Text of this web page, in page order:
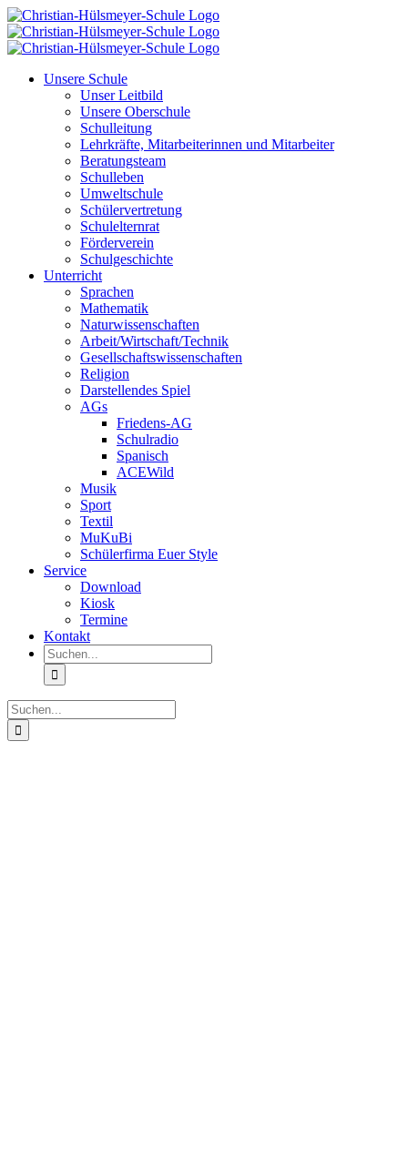
Zum
Inhalt
springen
Unsere Schule
Unser Leitbild
Unsere Oberschule
Schulleitung
Lehrkräfte, Mitarbeiterinnen und Mitarbeiter
Beratungsteam
Schulleben
Umweltschule
Schülervertretung
Schulelternrat
Förderverein
Schulgeschichte
Unterricht
Sprachen
Mathematik
Naturwissenschaften
Arbeit/Wirtschaft/Technik
Gesellschaftswissenschaften
Religion
Darstellendes Spiel
AGs
Friedens-AG
Schulradio
Spanisch
ACEWild
Musik
Sport
Textil
MuKuBi
Schülerfirma Euer Style
Service
Download
Kiosk
Termine
Kontakt
Suche
nach:
Suche
nach: